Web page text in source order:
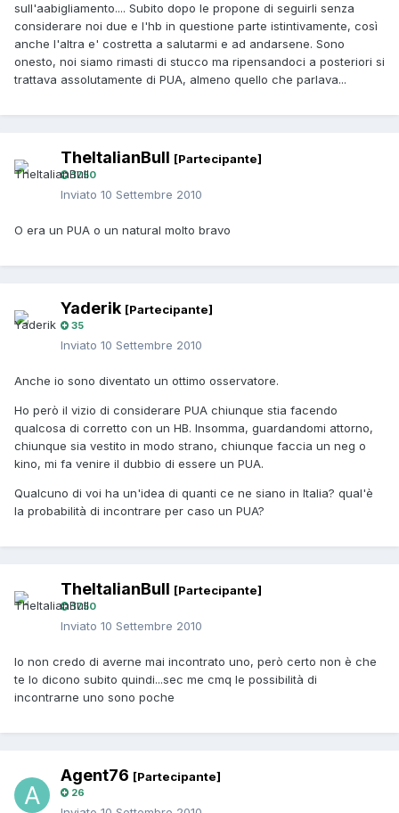
sull'aabigliamento.... Subito dopo le propone di seguirli senza
considerare noi due e l'hb in questione parte istintivamente, così
anche l'altra e' costretta a salutarmi e ad andarsene. Sono
onesto, noi siamo rimasti di stucco ma ripensandoci a posteriori si
trattava assolutamente di PUA, almeno quello che parlava...
TheItalianBull [Partecipante]
1750
Inviato 10 Settembre 2010
O era un PUA o un natural molto bravo
Yaderik [Partecipante]
35
Inviato 10 Settembre 2010
Anche io sono diventato un ottimo osservatore.
Ho però il vizio di considerare PUA chiunque stia facendo
qualcosa di corretto con un HB. Insomma, guardandomi attorno,
chiunque sia vestito in modo strano, chiunque faccia un neg o
kino, mi fa venire il dubbio di essere un PUA.
Qualcuno di voi ha un'idea di quanti ce ne siano in Italia? qual'è
la probabilità di incontrare per caso un PUA?
TheItalianBull [Partecipante]
1750
Inviato 10 Settembre 2010
Io non credo di averne mai incontrato uno, però certo non è che
te lo dicono subito quindi...sec me cmq le possibilità di
incontrarne uno sono poche
Agent76 [Partecipante]
26